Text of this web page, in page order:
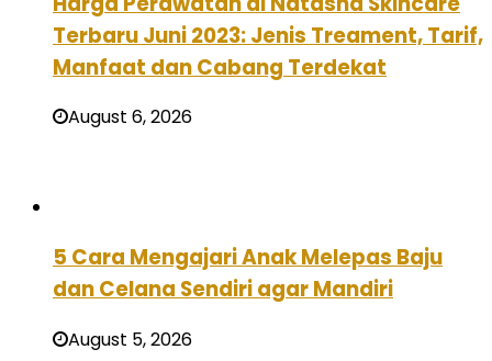
Terbaru Juni 2023: Jenis Treament, Tarif,
Manfaat dan Cabang Terdekat
August 6, 2026
5 Cara Mengajari Anak Melepas Baju
dan Celana Sendiri agar Mandiri
August 5, 2026